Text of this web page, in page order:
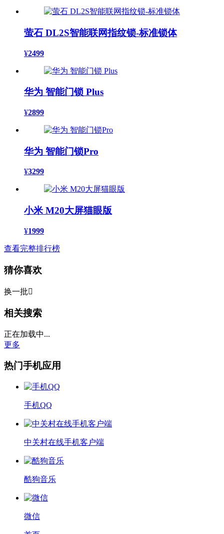
萤石 DL2S智能联网指纹锁-标准锁体
¥2499
华为 智能门锁 Plus
¥2899
华为 智能门锁Pro
¥3299
小米 M20大屏猫眼版
¥1999
查看完整排行榜
猜你喜欢
换一批
相关搜索
正在加载中...
更多
热门手机应用
手机QQ
中关村在线手机客户端
酷狗音乐
微信